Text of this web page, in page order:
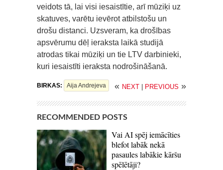
veidots tā, lai visi iesaistītie, arī mūziķi uz
skatuves, varētu ievērot atbilstošu un
drošu distanci. Uzsveram, ka drošības
apsvērumu dēļ ieraksta laikā studijā
atrodas tikai mūziķi un tie LTV darbinieki,
kuri iesaistīti ieraksta nodrošināšanā.
BIRKAS: Aija Andrejeva « NEXT PREVIOUS »
RECOMMENDED POSTS
Vai AI spēj iemācīties
blefot labāk nekā
pasaules labākie kāršu
spēlētāji?